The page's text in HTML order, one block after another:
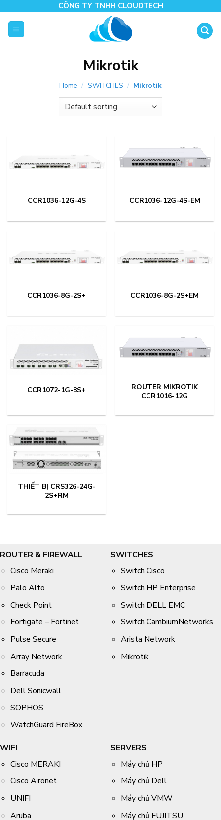
content
CÔNG TY TNHH CLOUDTECH
Mikrotik
Home / SWITCHES / Mikrotik
CCR1036-12G-4S CCR1036-12G-4S-EM
CCR1036-8G-2S+ CCR1036-8G-2S+EM
CCR1072-1G-8S+
ROUTER MIKROTIK
CCR1016-12G
THIẾT BỊ CRS326-24G-
2S+RM
ROUTER & FIREWALL
Cisco Meraki
Palo Alto
Check Point
Fortigate – Fortinet
Pulse Secure
Array Network
Barracuda
Dell Sonicwall
SOPHOS
WatchGuard FireBox
SWITCHES
Switch Cisco
Switch HP Enterprise
Switch DELL EMC
Switch CambiumNetworks
Arista Network
Mikrotik
WIFI
Cisco MERAKI
Cisco Aironet
UNIFI
Aruba
SERVERS
Máy chủ HP
Máy chủ Dell
Máy chủ VMW
Máy chủ FUJITSU